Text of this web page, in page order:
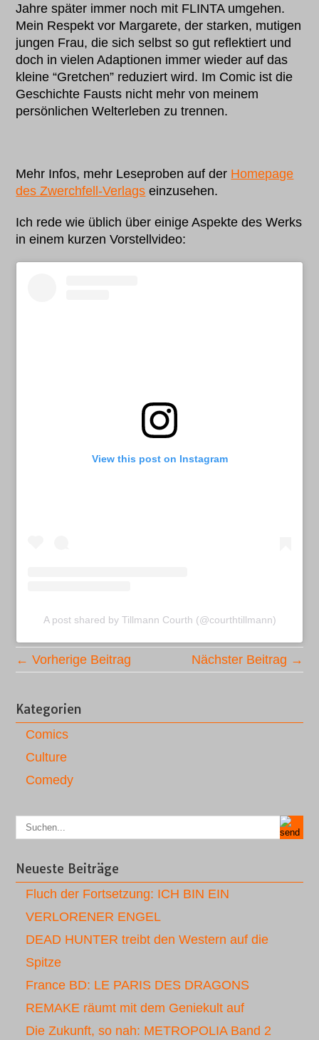
Jahre später immer noch mit FLINTA umgehen.
Mein Respekt vor Margarete, der starken, mutigen
jungen Frau, die sich selbst so gut reflektiert und
doch in vielen Adaptionen immer wieder auf das
kleine “Gretchen” reduziert wird. Im Comic ist die
Geschichte Fausts nicht mehr von meinem
persönlichen Welterleben zu trennen.
Mehr Infos, mehr Leseproben auf der Homepage
des Zwerchfell-Verlags einzusehen.
Ich rede wie üblich über einige Aspekte des Werks
in einem kurzen Vorstellvideo:
View this post on Instagram
A post shared by Tillmann Courth (@courthtillmann)
← Vorherige Beitrag Nächster Beitrag →
Kategorien
Comics
Culture
Comedy
Neueste Beiträge
Fluch der Fortsetzung: ICH BIN EIN
VERLORENER ENGEL
DEAD HUNTER treibt den Western auf die
Spitze
France BD: LE PARIS DES DRAGONS
REMAKE räumt mit dem Geniekult auf
Die Zukunft, so nah: METROPOLIA Band 2